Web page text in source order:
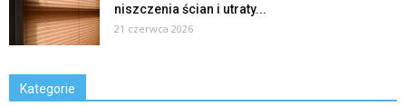
niszczenia ścian i utraty...
21 czerwca 2026
Kategorie